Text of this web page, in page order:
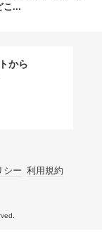
こ...
から
シー 利用規約